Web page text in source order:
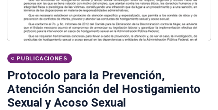
PUBLICACIONES
Protocolo para la Prevención,
Atención Sanción del Hostigamiento
Sexual y Acoso Sexual